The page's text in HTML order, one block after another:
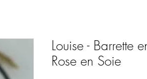
Louise - Barrette
Rose en Soie